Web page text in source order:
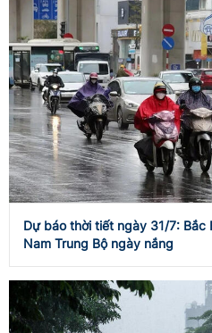
Dự báo thời tiết ngày 31/7: Bắc
Nam Trung Bộ ngày nắng